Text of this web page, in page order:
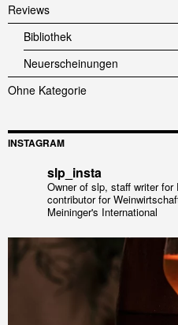
Reviews
Bibliothek
Neuerscheinungen
Ohne Kategorie
INSTAGRAM
slp_insta
Owner of slp, staff writer
contributor for
Meininger's International